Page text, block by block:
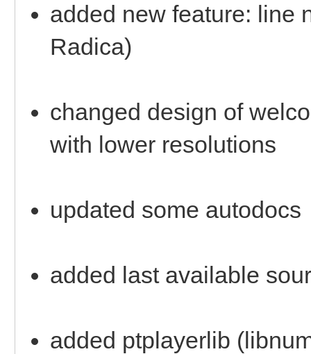
added new feature: line
Radica)
changed design of
with lower resolutions
updated some autodocs
added last available
added ptplayerlib